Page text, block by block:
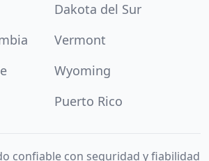
Dakota del Sur
Vermont
Wyoming
Puerto Rico
confiable con seguridad y fiabilidad